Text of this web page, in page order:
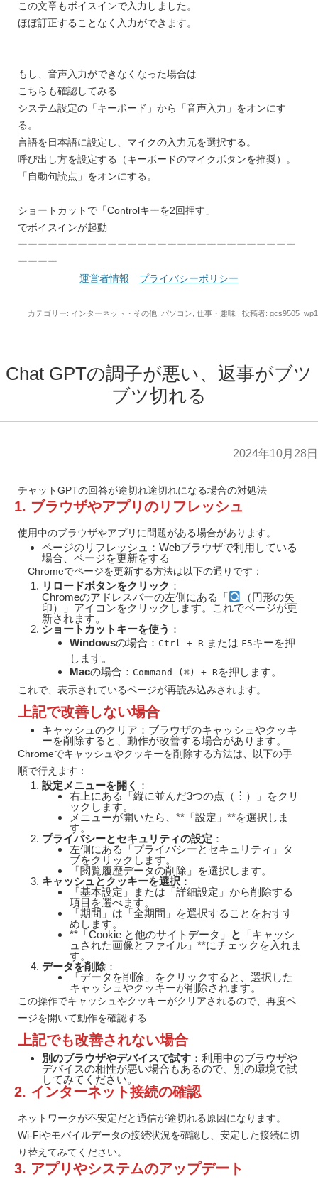
この文章もボイスインで入力しました。
ほぼ訂正することなく入力ができます。
もし、音声入力ができなくなった場合は
こちらも確認してみる
システム設定の「キーボード」から「音声入力」をオンにす
る。
言語を日本語に設定し、マイクの入力元を選択する。
呼び出し方を設定する（キーボードのマイクボタンを推奨）。
「自動句読点」をオンにする。
ショートカットで「Controlキーを2回押す」
でボイスインが起動
ーーーーーーーーーーーーーーーーーーーーーーーーーーーー
ーーーー
運営者情報
プライバシーポリシー
カテゴリー: インターネット・その他 パソコン 仕事・趣味 投稿者: gcs9505_wp1
Chat GPTの調子が悪い、返事がブツ
ブツ切れる
2024年10月28日
チャットGPTの回答が途切れ途切れになる場合の対処法
1. ブラウザやアプリのリフレッシュ
使用中のブラウザやアプリに問題がある場合があります。
ページのリフレッシュ：Webブラウザで利用している
場合、ページを更新をする
Chromeでページを更新する方法は以下の通りです：
リロードボタンをクリック ：
Chromeのアドレスバーの左側にある「
（円形の矢
印）」アイコンをクリックします。これでページが更
新されます。
ショートカットキーを使う ：
Windowsの場合： Ctrl + R または F5キーを押
します。
Macの場合： Command (⌘) + Rを押します。
これで、表示されているページが再読み込みされます。
上記で改善しない場合
キャッシュのクリア：ブラウザのキャッシュやクッキ
ーを削除すると、動作が改善する場合があります。
Chromeでキャッシュやクッキーを削除する方法は、以下の手
順で行えます：
設定メニューを開く ：
右上にある「縦に並んだ3つの点（︙）」をクリ
ックします。
メニューが開いたら、**「設定」**を選択しま
す。
プライバシーとセキュリティの設定 ：
左側にある「プライバシーとセキュリティ」タ
ブをクリックします。
「閲覧履歴データの削除」を選択します。
キャッシュとクッキーを選択 ：
「基本設定」または「詳細設定」から削除する
項目を選べます。
「期間」は「全期間」を選択することをおすす
めします。
**「Cookie と他のサイトデータ」
と
「キャッシ
ュされた画像とファイル」**にチェックを入れま
す。
データを削除 ：
「データを削除」をクリックすると、選択した
キャッシュやクッキーが削除されます。
この操作でキャッシュやクッキーがクリアされるので、再度ペ
ージを開いて動作を確認する
上記でも改善されない場合
別のブラウザやデバイスで試す ：利用中のブラウザや
デバイスの相性が悪い場合もあるので、別の環境で試
してみてください。
2. インターネット接続の確認
ネットワークが不安定だと通信が途切れる原因になります。
Wi-Fiやモバイルデータの接続状況を確認し、安定した接続に切
り替えてみてください。
3. アプリやシステムのアップデート